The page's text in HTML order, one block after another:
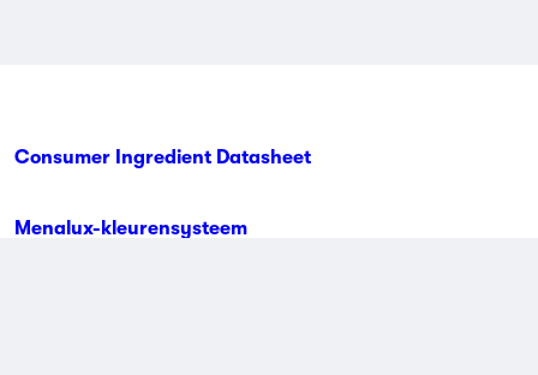
Consumer Ingredient Datasheet
Menalux-kleurensysteem